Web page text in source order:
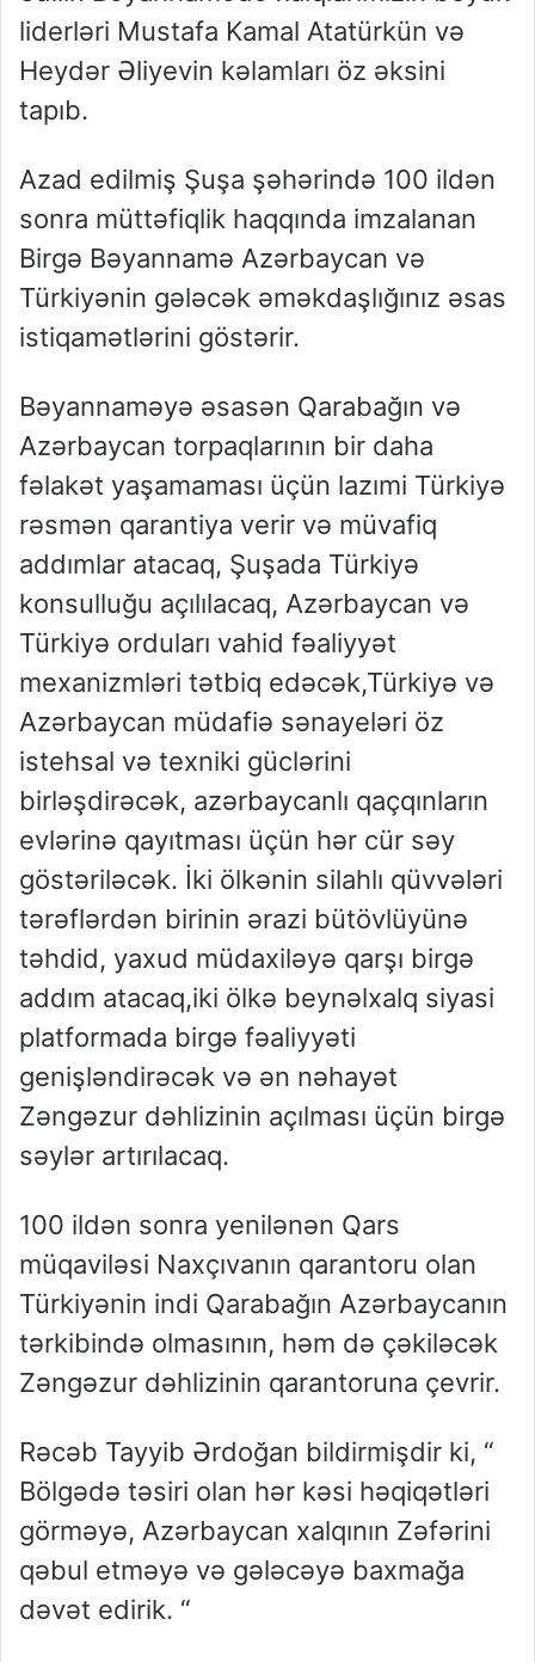
liderləri Mustafa Kamal Atatürkün və
Heydər Əliyevin kəlamları öz əksini
tapıb.
Azad edilmiş Şuşa şəhərində 100 ildən
sonra müttəfiqlik haqqında imzalanan
Birgə Bəyannamə Azərbaycan və
Türkiyənin gələcək əməkdaşlığınız əsas
istiqamətlərini göstərir.
Bəyannaməyə əsasən Qarabağın və
Azərbaycan torpaqlarının bir daha
fəlakət yaşamaması üçün lazımi Türkiyə
rəsmən qarantiya verir və müvafiq
addımlar atacaq, Şuşada Türkiyə
konsulluğu açılılacaq, Azərbaycan və
Türkiyə orduları vahid fəaliyyət
mexanizmləri tətbiq edəcək,Türkiyə və
Azərbaycan müdafiə sənayeləri öz
istehsal və texniki güclərini
birləşdirəcək, azərbaycanlı qaçqınların
evlərinə qayıtması üçün hər cür səy
göstəriləcək. İki ölkənin silahlı qüvvələri
tərəflərdən birinin ərazi bütövlüyünə
təhdid, yaxud müdaxiləyə qarşı birgə
addım atacaq,iki ölkə beynəlxalq siyasi
platformada birgə fəaliyyəti
genişləndirəcək və ən nəhayət
Zəngəzur dəhlizinin açılması üçün birgə
səylər artırılacaq.
100 ildən sonra yenilənən Qars
müqaviləsi Naxçıvanın qarantoru olan
Türkiyənin indi Qarabağın Azərbaycanın
tərkibində olmasının, həm də çəkiləcək
Zəngəzur dəhlizinin qarantoruna çevrir.
Rəcəb Tayyib Ərdoğan bildirmişdir ki, “
Bölgədə təsiri olan hər kəsi həqiqətləri
görməyə, Azərbaycan xalqının Zəfərini
qəbul etməyə və gələcəyə baxmağa
dəvət edirik. “